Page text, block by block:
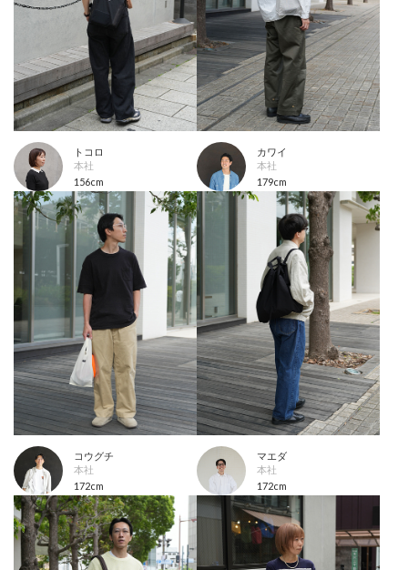
トコロ
本社
156cm
カワイ
本社
179cm
コウグチ
本社
172cm
マエダ
本社
172cm